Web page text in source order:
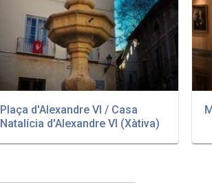
Plaça d'Alexandre VI / Casa
Natalícia d'Alexandre VI (Xàtiva)